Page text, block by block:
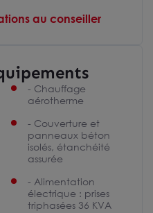
au conseiller
- Chauffage
aérotherme
- Couverture et
panneaux béton
isolés, étanchéité
assurée
- Alimentation
électrique : prises
triphasées 36 KVA